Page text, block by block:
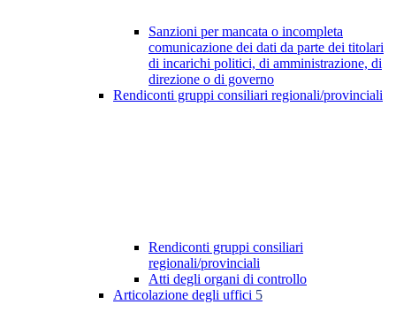
Sanzioni per mancata o incompleta
comunicazione dei dati da parte dei titolari
di incarichi politici, di amministrazione, di
direzione o di governo
Rendiconti gruppi consiliari regionali/provinciali
Rendiconti gruppi consiliari
regionali/provinciali
Atti degli organi di controllo
Articolazione degli uffici 5